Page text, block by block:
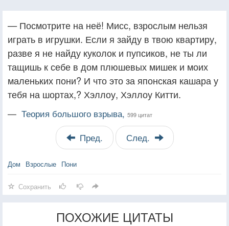
— Посмотрите на неё! Мисс, взрослым нельзя
играть в игрушки. Если я зайду в твою квартиру,
разве я не найду куколок и пупсиков, не ты ли
тащишь к себе в дом плюшевых мишек и моих
маленьких пони? И что это за японская кашара у
тебя на шортах,? Хэллоу, Хэллоу Китти.
— Теория большого взрыва, 599 цитат
Пред. След.
Дом Взрослые Пони
Сохранить
ПОХОЖИЕ ЦИТАТЫ